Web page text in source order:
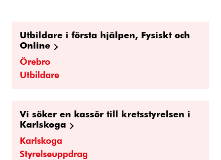
Utbildare i första hjälpen, Fysiskt och
Online
Örebro
Utbildare
Vi söker en kassör till kretsstyrelsen i
Karlskoga
Karlskoga
Styrelseuppdrag